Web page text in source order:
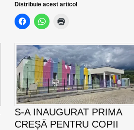
Distribuie acest articol
S-A INAUGURAT PRIMA
CREȘĂ PENTRU COPII